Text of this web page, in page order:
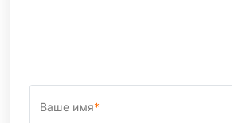
Ваше имя*